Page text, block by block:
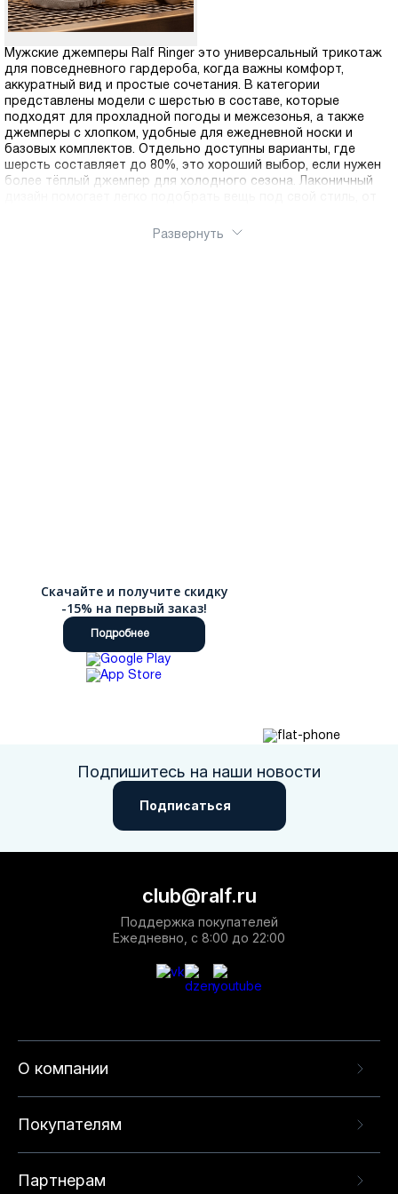
Мужские джемперы Ralf Ringer это универсальный трикотаж
для повседневного гардероба, когда важны комфорт,
аккуратный вид и простые сочетания. В категории
представлены модели с шерстью в составе, которые
подходят для прохладной погоды и межсезонья, а также
джемперы с хлопком, удобные для ежедневной носки и
базовых комплектов. Отдельно доступны варианты, где
шерсть составляет до 80%, это хороший выбор, если нужен
более тёплый джемпер для холодного сезона. Лаконичный
разнообразие оттенков и посадок упрощает выбор под
Развернуть
Скачайте и получите скидку
-15% на первый заказ!
Подробнее
Подпишитесь на наши новости
Подписаться
О компании
Покупателям
Партнерам
club@ralf.ru
Поддержка покупателей
Ежедневно, с 8:00 до 22:00